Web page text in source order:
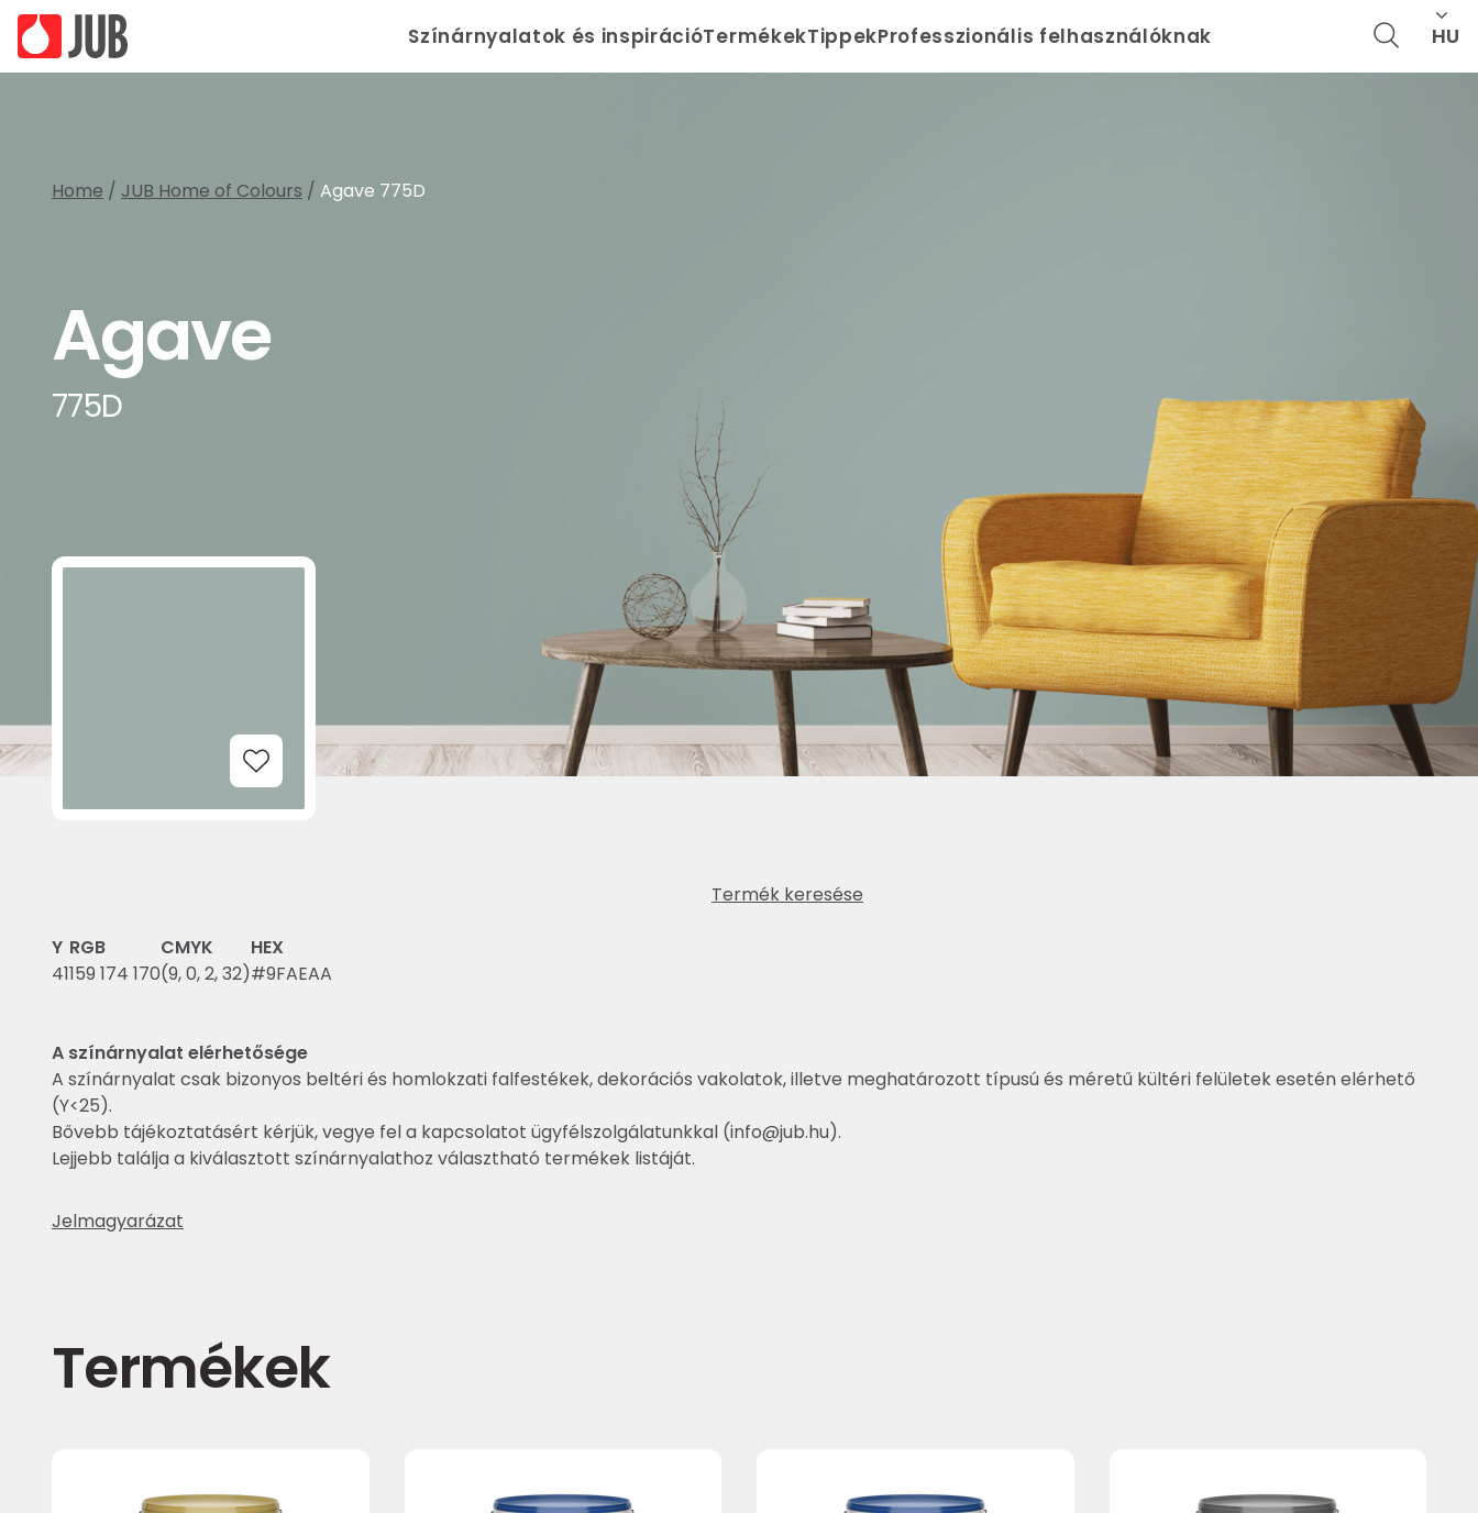
Színárnyalatok és inspirációTermékekTippekProfesszionális felhasználóknak HU
Home / JUB Home of Colours / Agave 775D
Agave
775D
Add to Wishlist
Termék keresése
Y
41
RGB
159 174 170
CMYK
(9, 0, 2, 32)
HEX
#9FAEAA
A színárnyalat elérhetősége
A színárnyalat csak bizonyos beltéri és homlokzati falfestékek, dekorációs vakolatok, illetve meghatározott típusú és méretű kültéri felületek esetén elérhető
(Y<25).
Bővebb tájékoztatásért kérjük, vegye fel a kapcsolatot ügyfélszolgálatunkkal (info@jub.hu).
Lejjebb találja a kiválasztott színárnyalathoz választható termékek listáját.
Jelmagyarázat
Termékek